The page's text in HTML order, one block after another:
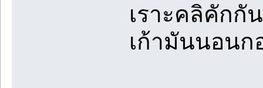
เราะคลิคักกั
เก้ามันนอนก